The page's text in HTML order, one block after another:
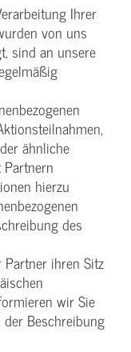
Ihrer
von uns
sind an unsere
ähnliche
hierzu
des
ihren Sitz
wir Sie
Beschreibung